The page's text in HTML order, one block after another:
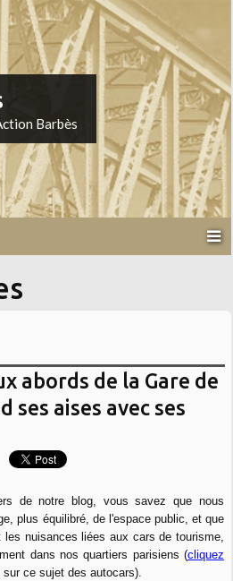
Barbès
abords de la Gare de
ses aises avec ses
de notre blog, vous savez que nous
plus équilibré, de l'espace public, et que
les nuisances liées aux cars de tourisme,
dans nos quartiers parisiens (cliquez
ce sujet des autocars).